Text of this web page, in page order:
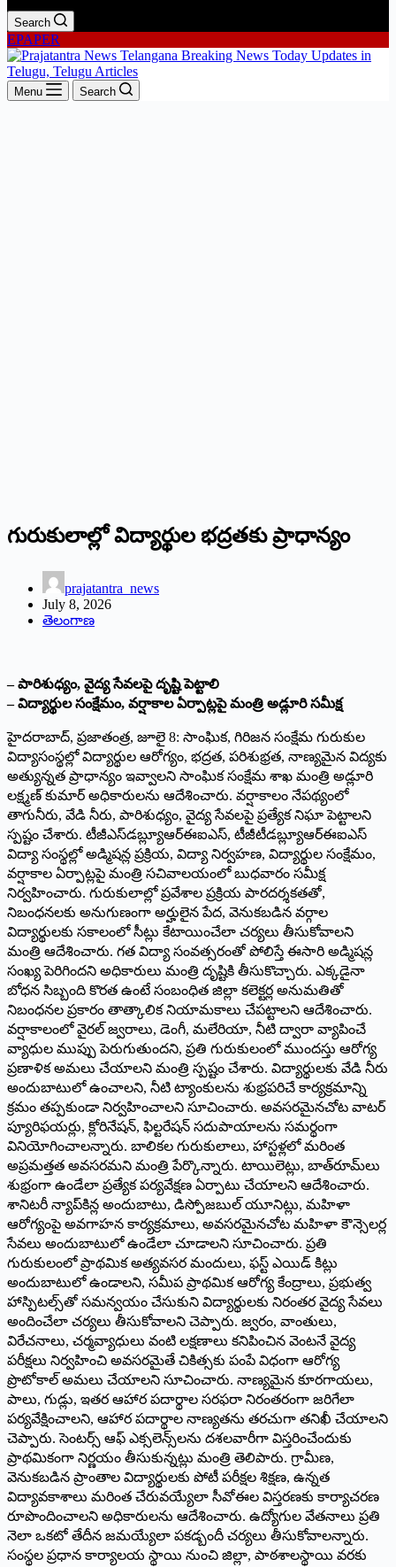
Search
EPAPER
Menu Search
గురుకులాల్లో విద్యార్థుల భద్రతకు ప్రాధాన్యం
prajatantra_news
July 8, 2026
తెలంగాణ
– పారిశుధ్యం, వైద్య సేవలపై దృష్టి పెట్టాలి
– విద్యార్థుల సంక్షేమం, వర్షాకాల ఏర్పాట్లపై మంత్రి అడ్లూరి సమీక్ష
హైదరాబాద్, ప్రజాతంత్ర, జూలై 8: సాంఘిక, గిరిజన సంక్షేమ గురుకుల
విద్యాసంస్థల్లో విద్యార్థుల ఆరోగ్యం, భద్రత, పరిశుభ్రత, నాణ్యమైన విద్యకు
అత్యున్నత ప్రాధాన్యం ఇవ్వాలని సాంఘిక సంక్షేమ శాఖ మంత్రి అడ్లూరి
లక్ష్మణ్ కుమార్ అధికారులను ఆదేశించారు. వర్షాకాలం నేపథ్యంలో
తాగునీరు, వేడి నీరు, పారిశుధ్యం, వైద్య సేవలపై ప్రత్యేక నిఘా పెట్టాలని
స్పష్టం చేశారు. టీజీఎస్‌డబ్ల్యూఆర్ఈఐఎస్, టీజీటీడబ్ల్యూఆర్ఈఐఎస్
విద్యా సంస్థల్లో అడ్మిషన్ల ప్రక్రియ, విద్యా నిర్వహణ, విద్యార్థుల సంక్షేమం,
వర్షాకాల ఏర్పాట్లపై మంత్రి సచివాలయంలో బుధవారం సమీక్ష
నిర్వహించారు. గురుకులాల్లో ప్రవేశాల ప్రక్రియ పారదర్శకతతో,
నిబంధనలకు అనుగుణంగా అర్హులైన పేద, వెనుకబడిన వర్గాల
విద్యార్థులకు సకాలంలో సీట్లు కేటాయించేలా చర్యలు తీసుకోవాలని
మంత్రి ఆదేశించారు. గత విద్యా సంవత్సరంతో పోలిస్తే ఈసారి అడ్మిషన్ల
సంఖ్య పెరిగిందని అధికారులు మంత్రి దృష్టికి తీసుకొచ్చారు. ఎక్కడైనా
బోధన సిబ్బంది కొరత ఉంటే సంబంధిత జిల్లా కలెక్టర్ల అనుమతితో
నిబంధనల ప్రకారం తాత్కాలిక నియామకాలు చేపట్టాలని ఆదేశించారు.
వర్షాకాలంలో వైరల్ జ్వరాలు, డెంగీ, మలేరియా, నీటి ద్వారా వ్యాపించే
వ్యాధుల ముప్పు పెరుగుతుందని, ప్రతి గురుకులంలో ముందస్తు ఆరోగ్య
ప్రణాళిక అమలు చేయాలని మంత్రి స్పష్టం చేశారు. విద్యార్థులకు వేడి నీరు
అందుబాటులో ఉంచాలని, నీటి ట్యాంకులను శుభ్రపరిచే కార్యక్రమాన్ని
క్రమం తప్పకుండా నిర్వహించాలని సూచించారు. అవసరమైనచోట వాటర్
ప్యూరిఫయర్లు, క్లోరినేషన్, ఫిల్టరేషన్ సదుపాయాలను సమర్థంగా
వినియోగించాలన్నారు. బాలికల గురుకులాలు, హాస్టళ్లలో మరింత
అప్రమత్తత అవసరమని మంత్రి పేర్కొన్నారు. టాయిలెట్లు, బాత్‌రూమ్‌లు
శుభ్రంగా ఉండేలా ప్రత్యేక పర్యవేక్షణ ఏర్పాటు చేయాలని ఆదేశించారు.
శానిటరీ న్యాప్‌కిన్ల అందుబాటు, డిస్పోజబుల్ యూనిట్లు, మహిళా
ఆరోగ్యంపై అవగాహన కార్యక్రమాలు, అవసరమైనచోట మహిళా కౌన్సెలర్ల
సేవలు అందుబాటులో ఉండేలా చూడాలని సూచించారు. ప్రతి
గురుకులంలో ప్రాథమిక అత్యవసర మందులు, ఫస్ట్ ఎయిడ్ కిట్లు
అందుబాటులో ఉండాలని, సమీప ప్రాథమిక ఆరోగ్య కేంద్రాలు, ప్రభుత్వ
హాస్పిటల్స్‌తో సమన్వయం చేసుకుని విద్యార్థులకు నిరంతర వైద్య సేవలు
అందించేలా చర్యలు తీసుకోవాలని చెప్పారు. జ్వరం, వాంతులు,
విరేచనాలు, చర్మవ్యాధులు వంటి లక్షణాలు కనిపించిన వెంటనే వైద్య
పరీక్షలు నిర్వహించి అవసరమైతే చికిత్సకు పంపే విధంగా ఆరోగ్య
ప్రొటోకాల్ అమలు చేయాలని సూచించారు. నాణ్యమైన కూరగాయలు,
పాలు, గుడ్లు, ఇతర ఆహార పదార్థాల సరఫరా నిరంతరంగా జరిగేలా
పర్యవేక్షించాలని, ఆహార పదార్థాల నాణ్యతను తరచుగా తనిఖీ చేయాలని
చెప్పారు. సెంటర్స్ ఆఫ్ ఎక్సలెన్స్‌లను దశలవారీగా విస్తరించేందుకు
ప్రాథమికంగా నిర్ణయం తీసుకున్నట్లు మంత్రి తెలిపారు. గ్రామీణ,
వెనుకబడిన ప్రాంతాల విద్యార్థులకు పోటీ పరీక్షల శిక్షణ, ఉన్నత
విద్యావకాశాలు మరింత చేరువయ్యేలా సీవోఈల విస్తరణకు కార్యాచరణ
రూపొందించాలని అధికారులను ఆదేశించారు. ఉద్యోగుల వేతనాలు ప్రతి
నెలా ఒకటో తేదీన జమయ్యేలా పకడ్బందీ చర్యలు తీసుకోవాలన్నారు.
సంస్థల ప్రధాన కార్యాలయ స్థాయి నుంచి జిల్లా, పాఠశాలస్థాయి వరకు